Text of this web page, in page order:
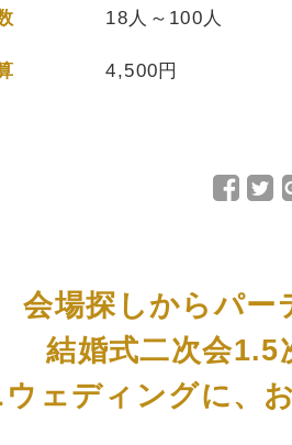
18人～100人
4,500円
会場探しからパー
結婚式二次会1.5
ェディングに、